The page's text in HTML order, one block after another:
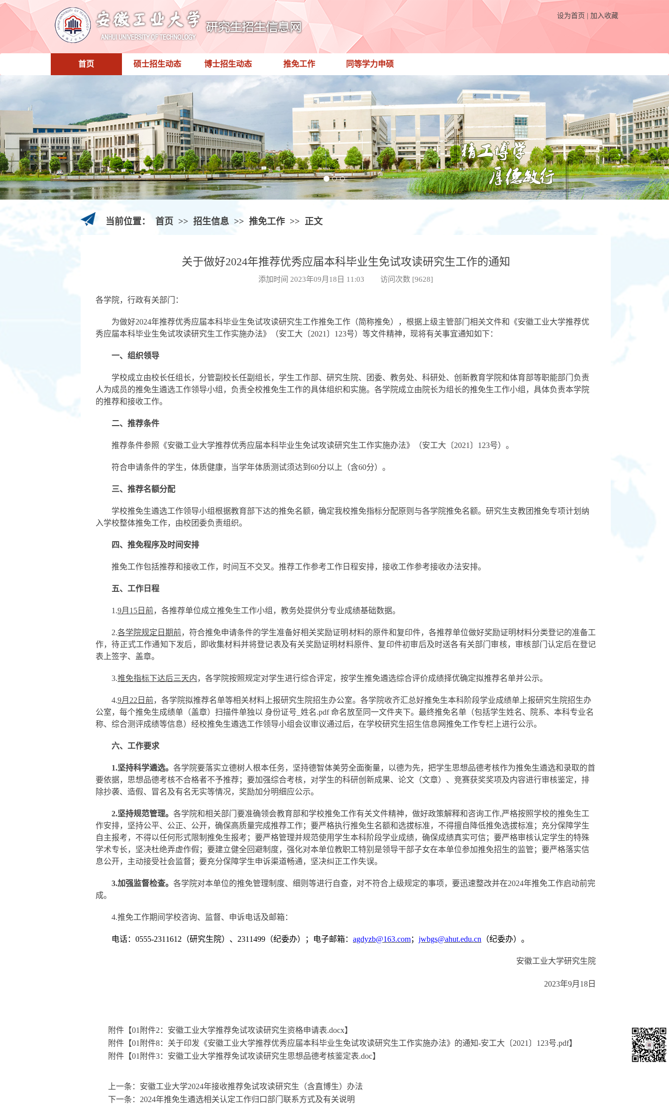
设为首页 加入收藏
首页 硕士招生动态 博士招生动态 推免工作 同等学力申硕
当前位置： 首页 >> 招生信息 >> 推免工作 >> 正文
关于做好2024年推荐优秀应届本科毕业生免试攻读研究生工作的通知
添加时间 2023年09月18日 11:03 访问次数 [9628]
各学院，行政有关部门：
为做好2024年推荐优秀应届本科毕业生免试攻读研究生工作推免工作（简称推免），根据上级主管部门相关文件和《安徽工业大学推荐优
秀应届本科毕业生免试攻读研究生工作实施办法》（安工大〔2021〕123号）等文件精神，现将有关事宜通知如下：
一、组织领导
学校成立由校长任组长，分管副校长任副组长，学生工作部、研究生院、团委、教务处、科研处、创新教育学院和体育部等职能部门负责
人为成员的推免生遴选工作领导小组，负责全校推免生工作的具体组织和实施。各学院成立由院长为组长的推免生工作小组，具体负责本学院
的推荐和接收工作。
二、推荐条件
推荐条件参照《安徽工业大学推荐优秀应届本科毕业生免试攻读研究生工作实施办法》（安工大〔2021〕123号）。
符合申请条件的学生，体质健康，当学年体质测试须达到 60分以上（含60分）。
三、推荐名额分配
学校推免生遴选工作领导小组根据教育部下达的推免名额，确定我校推免指标分配原则与各学院推免名额。研究生支教团推免专项计划纳
入学校整体推免工作，由校团委负责组织。
四、推免程序及时间安排
推免工作包括推荐和接收工作，时间互不交叉。推荐工作参考工作日程安排，接收工作参考接收办法安排。
五、工作日程
1.9月 15 日前，各推荐单位成立推免生工作小组 ， 教务处提供分专业成绩基础数据。
2.各学院规定日期前，符合推免申请条件的学生准备好相关奖励证明材料的原件和复印件，各推荐单位做好奖励证明材料分类登记的准备工
作，待正式工作通知下发后，即收集材料并将登记表及有关奖励证明材料原件、复印件初审后及时送各有关部门审核，审核部门认定后在登记
表上签字、盖章。
3.推免指标下达后三天内， 各学院按照规定对学生进行综合评定，按学生推免遴选综合评价成绩择优确定拟推荐名单并公示。
4.9月22日前，各学院拟推荐名单等相关材料上报研究生院招生办公室。 各学院收齐汇总好推免生本科阶段学业成绩单 上报研究生院招生办
公室，每个推免生成绩单 （盖章） 扫描件单独以 身份证号 姓名.pdf 命名放至同一文件夹下。 最终推免名单 （包括学生姓名、院系、本科专业名
称、综合测评成绩等信息） 经校推免生遴选工作领导小组会议审议通过后， 在学校研究生招生信息网推免工作专栏 上进行公示。
六、工作要求
1.坚持科学遴选。 各学院要落实立德树人根本任务，坚持德智体美劳全面衡量，以德为先，把学生思想品德考核作为推免生遴选和录取的首
要依据，思想品德考核不合格者不予推荐；要加强综合考核，对学生的科研创新成果、论文（文章）、竞赛获奖奖项及内容进行审核鉴定，排
除抄袭、造假、冒名及有名无实等情况，奖励加分明细应公示。
2.坚持规范管理。 各学院和相关部门要准确领会教育部和学校推免工作有关文件精神，做好政策解释和咨询工作,严格按照学校的推免生工
作安排，坚持公平、公正、公开，确保高质量完成推荐工作；要严格执行推免生名额和选拔标准，不得擅自降低推免选拔标准；充分保障学生
自主报考，不得以任何形式限制推免生报考；要严格管理并规范使用学生本科阶段学业成绩，确保成绩真实可信；要严格审核认定学生的特殊
学术专长，坚决杜绝弄虚作假；要建立健全回避制度，强化对本单位教职工特别是领导干部子女在本单位参加推免招生的监管；要严格落实信
息公开，主动接受社会监督；要充分保障学生申诉渠道畅通，坚决纠正工作失误。
3.加强监督检查。 各学院对本单位的推免管理制度、细则等进行自查，对不符合上级规定的事项，要迅速整改并在2024年推免工作启动前完
成。
4.推免工作期间学校咨询、监督、申诉电话及邮箱：
电话： 0555-2311612（研究生院）、2311499（纪委办）；电子邮箱： agdyzb@163.com； jwbgs@ahut.edu.cn （纪委办）。
安徽工业大学研究生院
2023年9月18 日
附件【01附件2：安徽工业大学推荐免试攻读研究生资格申请表.docx】
附件【01附件8：关于印发《安徽工业大学推荐优秀应届本科毕业生免试攻读研究生工作实施办法》的通知-安工大〔2021〕123号.pdf】
附件【01附件3：安徽工业大学推荐免试攻读研究生思想品德考核鉴定表.doc】
上一条： 安徽工业大学2024年接收推荐免试攻读研究生（含直博生）办法
下一条： 2024年推免生遴选相关认定工作归口部门联系方式及有关说明